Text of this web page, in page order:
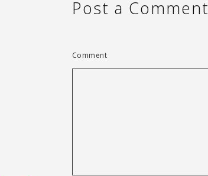
Post a Comment
Comment